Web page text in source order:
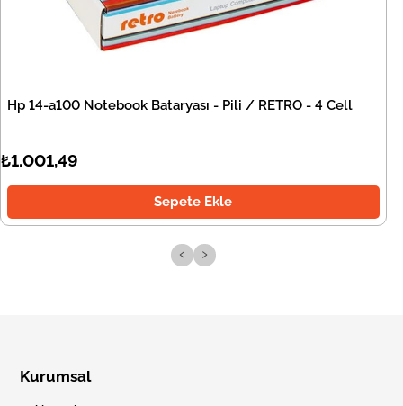
Hp 14-a100 Notebook Bataryası - Pili / RETRO - 4 Cell
₺1.001,49
Sepete Ekle
‹ ›
Kurumsal